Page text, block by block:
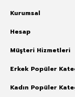
Kurumsal
Hesap
Müşteri Hizmetleri
Erkek Popüler
Kadın Popüler